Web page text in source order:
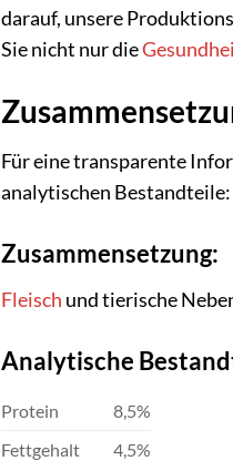
darauf, unsere
Sie nicht nur die
Für eine transparente
analytischen Bestandteile:
Zusammensetzung:
Fleisch und tierische
Analytische
Protein
8,5%
Fettgehalt
4,5%